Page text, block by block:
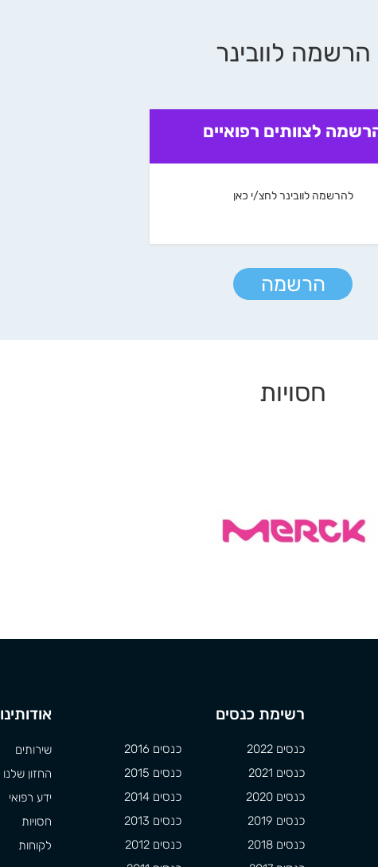
הרשמה לוובינר
לצוותים רפואיים
להרשמה לוובינר לחצ/י כאן
הרשמה
חסויות
רשימת כנסים
כנסים 2022
כנסים 2021
כנסים 2020
כנסים 2019
כנסים 2018
כנסים 2016
כנסים 2015
כנסים 2014
כנסים 2013
כנסים 2012
אודותינו
שירותים
החזון שלנו
ידע רפואי
חסויות
לקוחות